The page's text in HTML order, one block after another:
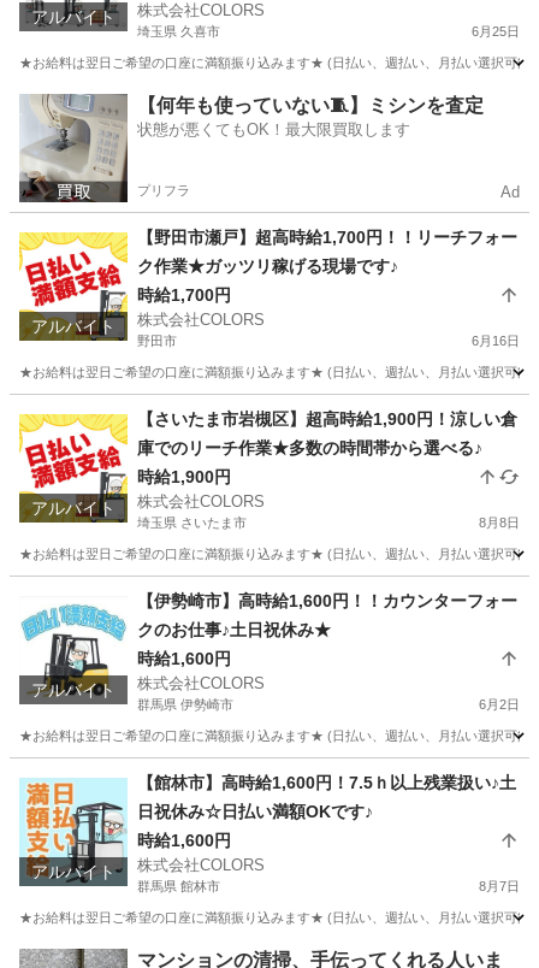
アルバイト 株式会社COLORS
埼玉県 久喜市 6月25日
★お給料は翌日ご希望の口座に満額振り込みます★ (日払い、週払い、月払い選択可
埼玉 久喜市 倉庫 時給
【何年も使っていない🧵】ミシンを査定
状態が悪くてもOK！最大限買取します
プリフラ Ad
アルバイト
【野田市瀬戸】超高時給1,700円！！リーチフォー
ク作業★ガッツリ稼げる現場です♪
時給1,700円
株式会社COLORS
野田市 6月16日
★お給料は翌日ご希望の口座に満額振り込みます★ (日払い、週払い、月払い選択可
倉庫 時給
アルバイト
【さいたま市岩槻区】超高時給1,900円！涼しい倉
庫でのリーチ作業★多数の時間帯から選べる♪
時給1,900円
株式会社COLORS
埼玉県 さいたま市 8月8日
★お給料は翌日ご希望の口座に満額振り込みます★ (日払い、週払い、月払い選択可
さいたま市 倉庫 時給
アルバイト
【伊勢崎市】高時給1,600円！！カウンターフォー
クのお仕事♪土日祝休み★
時給1,600円
株式会社COLORS
群馬県 伊勢崎市 6月2日
★お給料は翌日ご希望の口座に満額振り込みます★ (日払い、週払い、月払い選択可
倉庫 時給
アルバイト
【館林市】高時給1,600円！7.5ｈ以上残業扱い♪土
日祝休み☆日払い満額OKです♪
時給1,600円
株式会社COLORS
群馬県 館林市 8月7日
★お給料は翌日ご希望の口座に満額振り込みます★ (日払い、週払い、月払い選択可
群馬 館林市 倉庫 時給
マンションの清掃、手伝ってくれる人いま